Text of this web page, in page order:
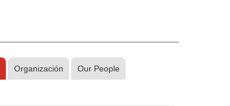
Organización Our People